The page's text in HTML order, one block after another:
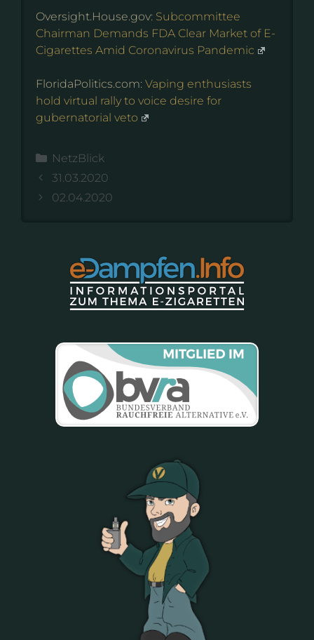
Oversight.House.gov: Subcommittee
Chairman Demands FDA Clear Market of E-
Cigarettes Amid Coronavirus Pandemic
FloridaPolitics.com: Vaping enthusiasts
hold virtual rally to voice desire for
gubernatorial veto
Kategorien
NetzBlick
31.03.2020
02.04.2020